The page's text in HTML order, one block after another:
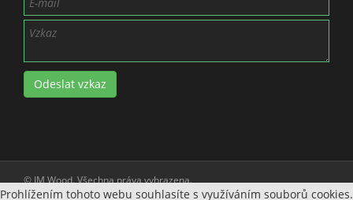
Prohlížením tohoto webu souhlasíte s využíváním souborů cookies.
Odeslat vzkaz
© IM Wood. Všechna práva vyhrazena.
Vytvořila společnost